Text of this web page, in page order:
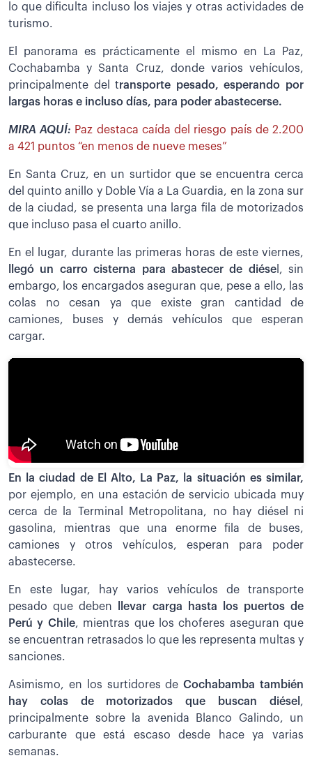
lo que dificulta incluso los viajes y otras actividades de
turismo.
El panorama es prácticamente el mismo en La Paz,
Cochabamba y Santa Cruz, donde varios vehículos,
principalmente del transporte pesado, esperando por
largas horas e incluso días, para poder abastecerse.
MIRA AQUÍ: Paz destaca caída del riesgo país de 2.200
a 421 puntos “en menos de nueve meses”
En Santa Cruz, en un surtidor que se encuentra cerca
del quinto anillo y Doble Vía a La Guardia, en la zona sur
de la ciudad, se presenta una larga fila de motorizados
que incluso pasa el cuarto anillo.
En el lugar, durante las primeras horas de este viernes,
llegó un carro cisterna para abastecer de diésel, sin
embargo, los encargados aseguran que, pese a ello, las
colas no cesan ya que existe gran cantidad de
camiones, buses y demás vehículos que esperan
cargar.
En la ciudad de El Alto, La Paz, la situación es similar,
por ejemplo, en una estación de servicio ubicada muy
cerca de la Terminal Metropolitana, no hay diésel ni
gasolina, mientras que una enorme fila de buses,
camiones y otros vehículos, esperan para poder
abastecerse.
En este lugar, hay varios vehículos de transporte
pesado que deben
llevar carga hasta los puertos de
Perú y Chile, mientras que los choferes aseguran que
se encuentran retrasados lo que les representa multas y
sanciones.
Asimismo, en los surtidores de Cochabamba también
hay colas de motorizados que buscan diésel ,
principalmente sobre la avenida Blanco Galindo, un
carburante que está escaso desde hace ya varias
semanas.